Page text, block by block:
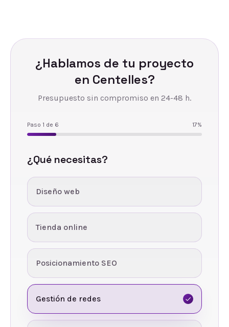
¿Hablamos de tu proyecto
en Centelles?
Presupuesto sin compromiso en 24-48 h.
Paso 1 de 6 17%
¿Qué necesitas?
Diseño web
Tienda online
Posicionamiento SEO
Gestión de redes